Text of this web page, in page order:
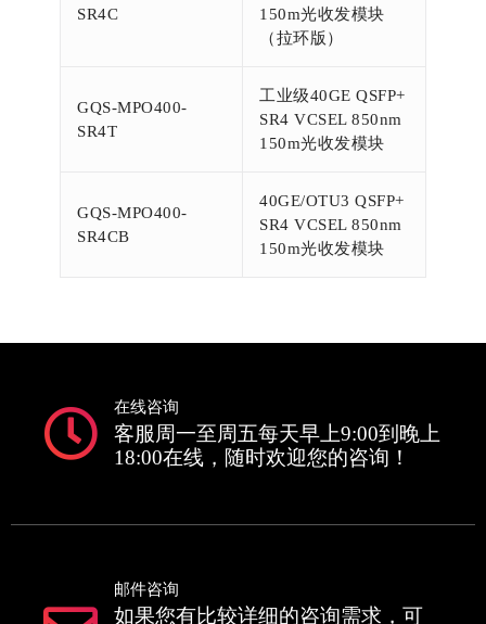
SR4C
150m光收发模块
（拉环版）
GQS-MPO400-
SR4T
工业级40GE QSFP+
SR4 VCSEL 850nm
150m光收发模块
GQS-MPO400-
SR4CB
40GE/OTU3 QSFP+
SR4 VCSEL 850nm
150m光收发模块
在线咨询
客服周一至周五每天早上9:00到晚上
18:00在线，随时欢迎您的咨询！
邮件咨询
如果您有比较详细的咨询需求，可